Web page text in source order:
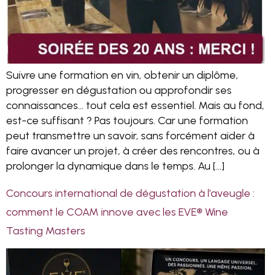
Suivre une formation en vin, obtenir un diplôme,
progresser en dégustation ou approfondir ses
connaissances… tout cela est essentiel. Mais au fond,
est-ce suffisant ? Pas toujours. Car une formation
peut transmettre un savoir, sans forcément aider à
faire avancer un projet, à créer des rencontres, ou à
prolonger la dynamique dans le temps. Au […]
Concours international de dégustation à l’aveugle :
comment le COAM innove avec les EVE® Wine
Tasting Masters